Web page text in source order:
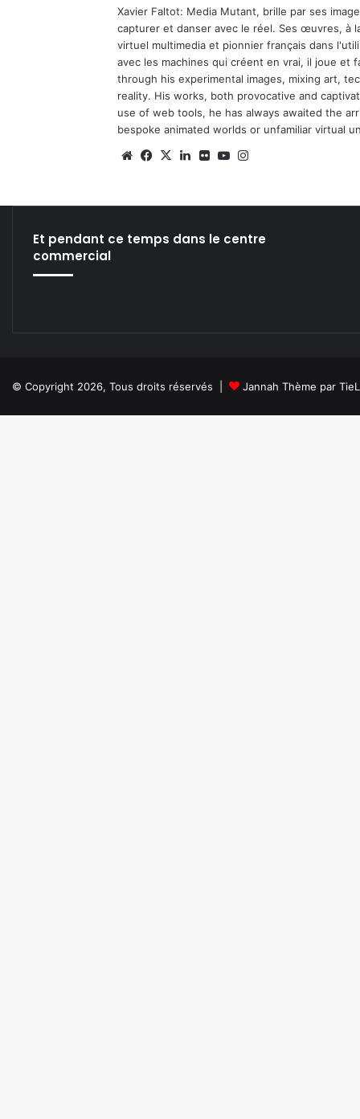
Xavier Faltot: Media Mutant, brille par ses
capturer et danser avec le réel. Ses œuvres, à
virtuel multimedia et pionnier français dans
avec les machines qui créent en vrai, il joue et
through his experimental images, mixing art,
reality. His works, both provocative and
use of web tools, he has always awaited the
bespoke animated worlds or unfamiliar virtual
We Fa
X
Lin Fli Yo
Et pendant ce temps dans le centre
commercial
© Copyright 2026, Tous droits réservés | Jannah Thème par